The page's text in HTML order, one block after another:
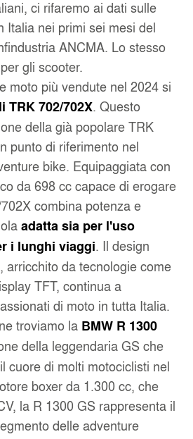
ci rifaremo ai dati sulle
Italia nei primi sei mesi del
ANCMA. Lo stesso
gli scooter.
moto più vendute nel 2024 si
TRK 702/702X. Questo
della già popolare TRK
punto di riferimento nel
bike. Equipaggiata con
da 698 cc capace di erogare
combina potenza e
adatta sia per l'uso
i lunghi viaggi. Il design
arricchito da tecnologie come
TFT, continua a
di moto in tutta Italia.
troviamo la BMW R 1300
della leggendaria GS che
cuore di molti motociclisti nel
boxer da 1.300 cc, che
la R 1300 GS rappresenta il
delle adventure